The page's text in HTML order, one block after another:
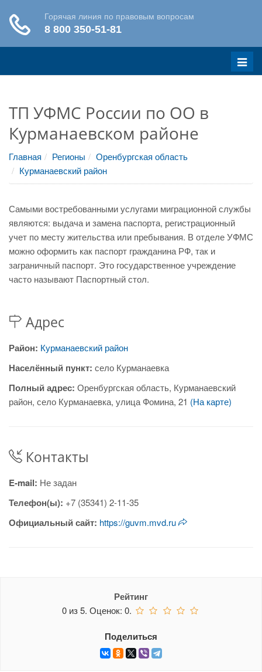
Меню
ТП УФМС России по ОО в
Курманаевском районе
Главная Регионы
Оренбургская область
Курманаевский район
Самыми востребованными услугами миграционной службы
являются: выдача и замена паспорта, регистрационный
учет по месту жительства или пребывания. В отделе УФМС
можно оформить как паспорт гражданина РФ, так и
заграничный паспорт. Это государственное учреждение
часто называют Паспортный стол.
Адрес
Район: Курманаевский район
Населённый пункт: село Курманаевка
Полный адрес: Оренбургская область, Курманаевский
район, село Курманаевка, улица Фомина, 21 (На карте)
Контакты
E-mail: Не задан
Телефон(ы): +7 (35341) 2-11-35
Официальный сайт: https://guvm.mvd.ru
Рейтинг
0 из5. Оценок:0.
Поделиться